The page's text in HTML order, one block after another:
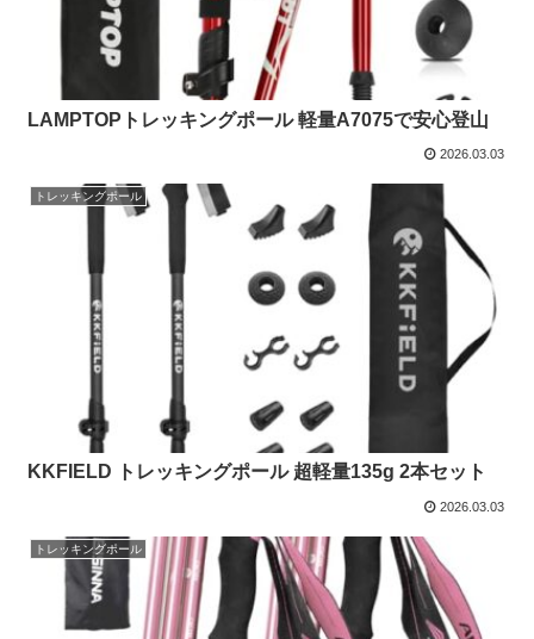
LAMPTOPトレッキングポール 軽量A7075で安心登山
2026.03.03
トレッキングポール
KKFIELD トレッキングポール 超軽量135g 2本セット
2026.03.03
トレッキングポール